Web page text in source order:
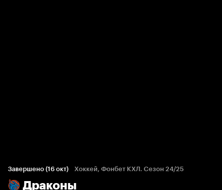
Завершено (16 окт) Хоккей, Фонбет КХЛ. Сезон 24/25
Драконы